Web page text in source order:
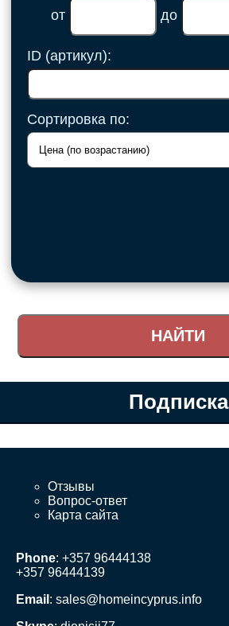
от
до
ID (артикул):
Сортировка по:
Подписка
Отзывы
Вопрос-ответ
Карта сайта
Phone: +357 96444138
+357 96444139
Email : sales@homeincyprus.info